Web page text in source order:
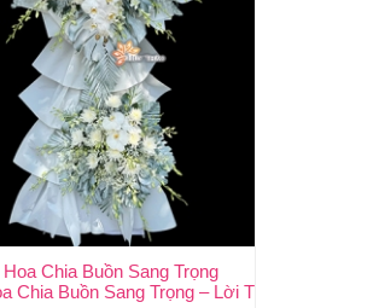
Tại Huy Thảo
Hoa Chia Buồn Sang Trọng
Chia Buồn Sang Trọng – Lời Tiễn Biệt Thành